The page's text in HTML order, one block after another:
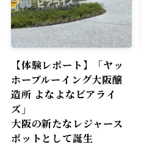
【体験レポート】「ヤッ
ホーブルーイング大阪醸
造所 よなよなビアライ
ズ」
大阪の新たなレジャース
ポットとして誕生